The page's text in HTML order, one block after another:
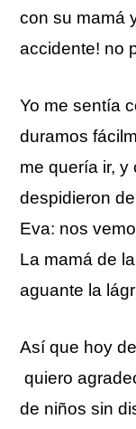
con su mamá
accidente! no
Yo me sentía
duramos
me quería ir,
despidieron
Eva: nos
La mamá de
aguante la
Así que hoy
quiero
de niños sin